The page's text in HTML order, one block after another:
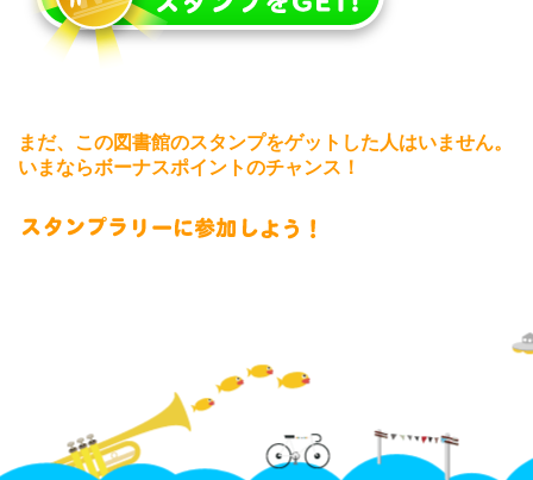
まだ、この図書館のスタンプをゲットした人はいません。
いまならボーナスポイントのチャンス！